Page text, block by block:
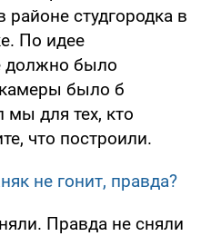
студгородка в
По идее
должно было
камеры было б
мы для тех, кто
что построили.
не гонит, правда?
Правда не сняли